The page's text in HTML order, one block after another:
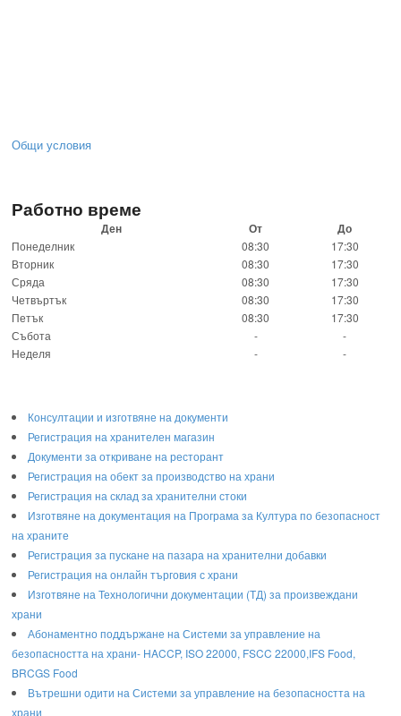
Общи условия
Работно време
Ден От До
Понеделник 08:30
17:30
Вторник
08:30
17:30
Сряда
08:30
17:30
Четвъртък
08:30
17:30
Петък
08:30
17:30
Събота
-
-
Неделя
- -
Консултации и изготвяне на документи
Регистрация на хранителен магазин
Документи за откриване на ресторант
Регистрация на обект за производство на храни
Регистрация на склад за хранителни стоки
Изготвяне на документация на Програма за Култура по безопасност
на храните
Регистрaция за пускане на пазара на хранителни добавки
Регистрация на онлайн търговия с храни
Изготвяне на Технологични документации (ТД) за произвеждани
храни
Абонаментно поддържане на Системи за управление на
безопасността на храни- HACCP, ISO 22000, FSCC 22000,IFS Food,
BRCGS Food
Вътрешни одити на Системи за управление на безопасността на
храни